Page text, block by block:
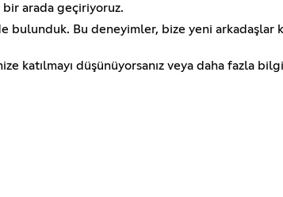
bir arada geçiriyoruz.
Bu deneyimler, bize yeni arkadaşlar
katılmayı düşünüyorsanız veya daha fazla